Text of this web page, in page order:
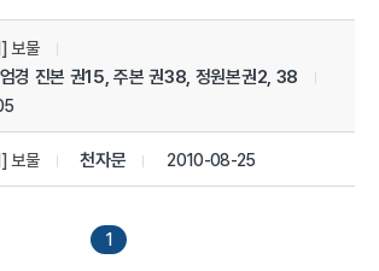
보물
경 진본 권15, 주본 권38, 정원본권2, 38
보물 천자문 2010-08-25
1